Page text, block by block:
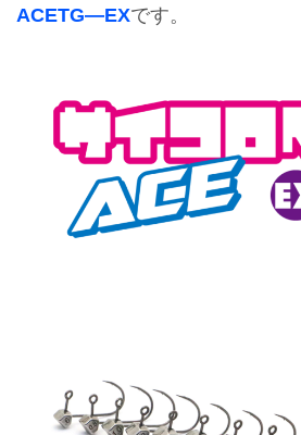
ACETG―EXです。